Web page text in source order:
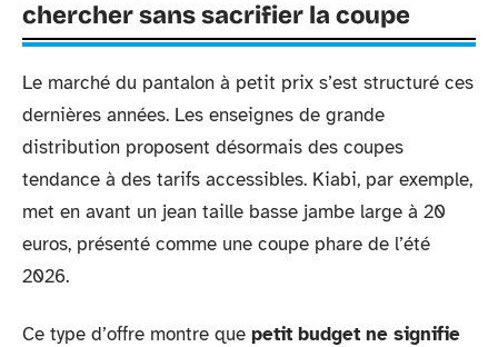
chercher sans sacrifier la coupe
Le marché du pantalon à petit prix s’est structuré ces
dernières années. Les enseignes de grande
distribution proposent désormais des coupes
tendance à des tarifs accessibles. Kiabi, par exemple,
met en avant un jean taille basse jambe large à 20
euros, présenté comme une coupe phare de l’été
2026.
Ce type d’offre montre que petit budget ne signifie